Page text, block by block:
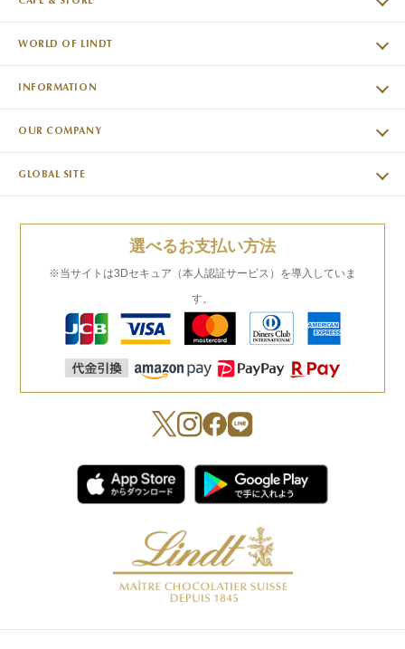
WORLD OF LINDT
INFORMATION
OUR COMPANY
GLOBAL SITE
選べるお支払い方法
※当サイトは3Dセキュア（本人認証サービス）を導入していま
す。